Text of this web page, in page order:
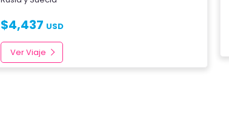
$4,437 USD
Ver Viaje